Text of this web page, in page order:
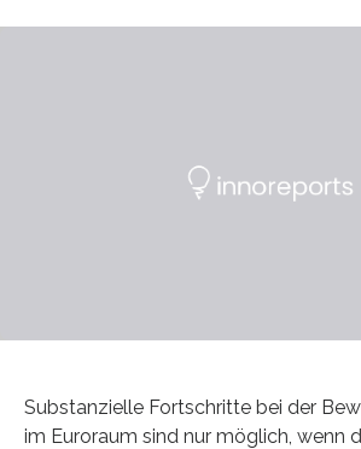
Substanzielle Fortschritte bei der
im Euroraum sind nur möglich, wenn